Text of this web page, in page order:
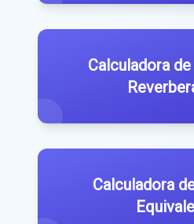
Calculadora
Calculadora